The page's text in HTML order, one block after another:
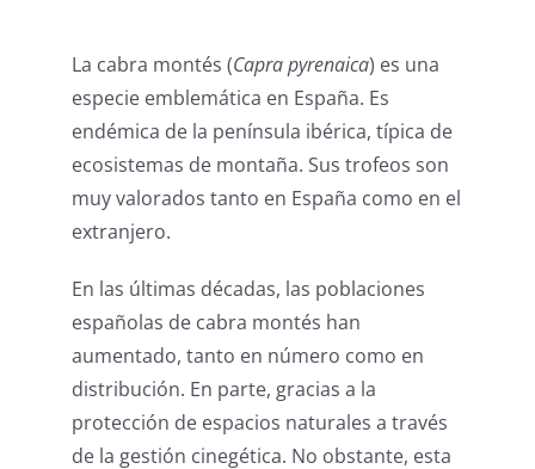
La cabra montés (Capra pyrenaica) es una
especie emblemática en España. Es
endémica de la península ibérica, típica de
ecosistemas de montaña. Sus trofeos son
muy valorados tanto en España como en el
extranjero.
En las últimas décadas, las poblaciones
españolas de cabra montés han
aumentado, tanto en número como en
distribución. En parte, gracias a la
protección de espacios naturales a través
de la gestión cinegética. No obstante, esta